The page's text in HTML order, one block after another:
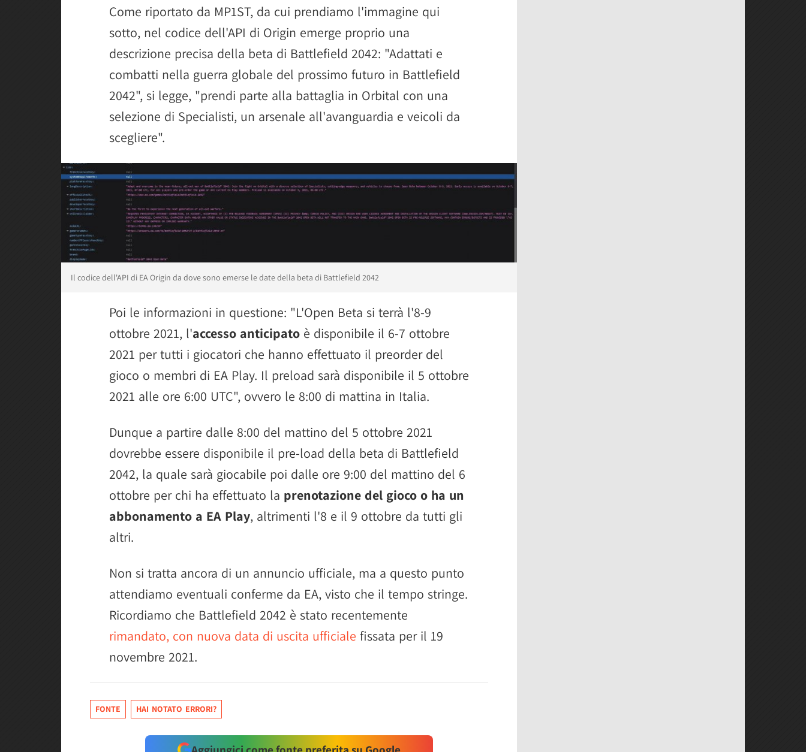
Come riportato da MP1ST, da cui prendiamo l'immagine qui
sotto, nel codice dell'API di Origin emerge proprio una
descrizione precisa della beta di Battlefield 2042: "Adattati e
combatti nella guerra globale del prossimo futuro in Battlefield
2042", si legge, "prendi parte alla battaglia in Orbital con una
selezione di Specialisti, un arsenale all'avanguardia e veicoli da
scegliere".
Il codice dell'API di EA Origin da dove sono emerse le date della beta di Battlefield 2042
Poi le informazioni in questione: "L'Open Beta si terrà l'8-9
ottobre 2021, l'accesso anticipato è disponibile il 6-7 ottobre
2021 per tutti i giocatori che hanno effettuato il preorder del
gioco o membri di EA Play. Il preload sarà disponibile il 5 ottobre
2021 alle ore 6:00 UTC", ovvero le 8:00 di mattina in Italia.
Dunque a partire dalle 8:00 del mattino del 5 ottobre 2021
dovrebbe essere disponibile il pre-load della beta di Battlefield
2042, la quale sarà giocabile poi dalle ore 9:00 del mattino del 6
ottobre per chi ha effettuato la prenotazione del gioco o ha un
abbonamento a EA Play, altrimenti l'8 e il 9 ottobre da tutti gli
altri.
Non si tratta ancora di un annuncio ufficiale, ma a questo punto
attendiamo eventuali conferme da EA, visto che il tempo stringe.
Ricordiamo che Battlefield 2042 è stato recentemente
rimandato, con nuova data di uscita ufficiale fissata per il 19
novembre 2021.
FONTE HAI NOTATO ERRORI?